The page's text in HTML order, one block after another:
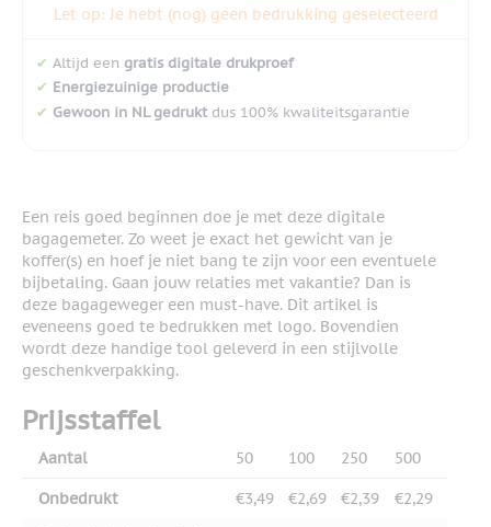
Let op: Je hebt (nog) geen bedrukking geselecteerd
✔ Altijd een gratis digitale drukproef
✔ Energiezuinige productie
✔ Gewoon in NL gedruktdus 100% kwaliteitsgarantie
Een reis goed beginnen doe je met deze digitale
bagagemeter. Zo weet je exact het gewicht van je
koffer(s) en hoef je niet bang te zijn voor een eventuele
bijbetaling. Gaan jouw relaties met vakantie? Dan is
deze bagageweger een must-have. Dit artikel is
eveneens goed te bedrukken met logo. Bovendien
wordt deze handige tool geleverd in een stijlvolle
geschenkverpakking.
Prijsstaffel
Aantal 50 100 250 500
Onbedrukt €3,49 €2,69 €2,39
€2,29